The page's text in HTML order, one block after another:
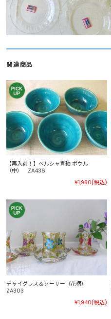
関連商品
【再入荷！】ペルシャ青釉 ボウル
（中） ZA436
¥1,980(税込)
チャイグラス＆ソーサー（花柄）
ZA303
¥1,940(税込)